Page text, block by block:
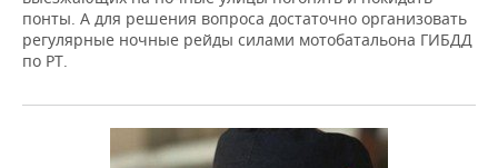
понты. А для решения вопроса достаточно организовать
регулярные ночные рейды силами мотобатальона ГИБДД
по РТ.